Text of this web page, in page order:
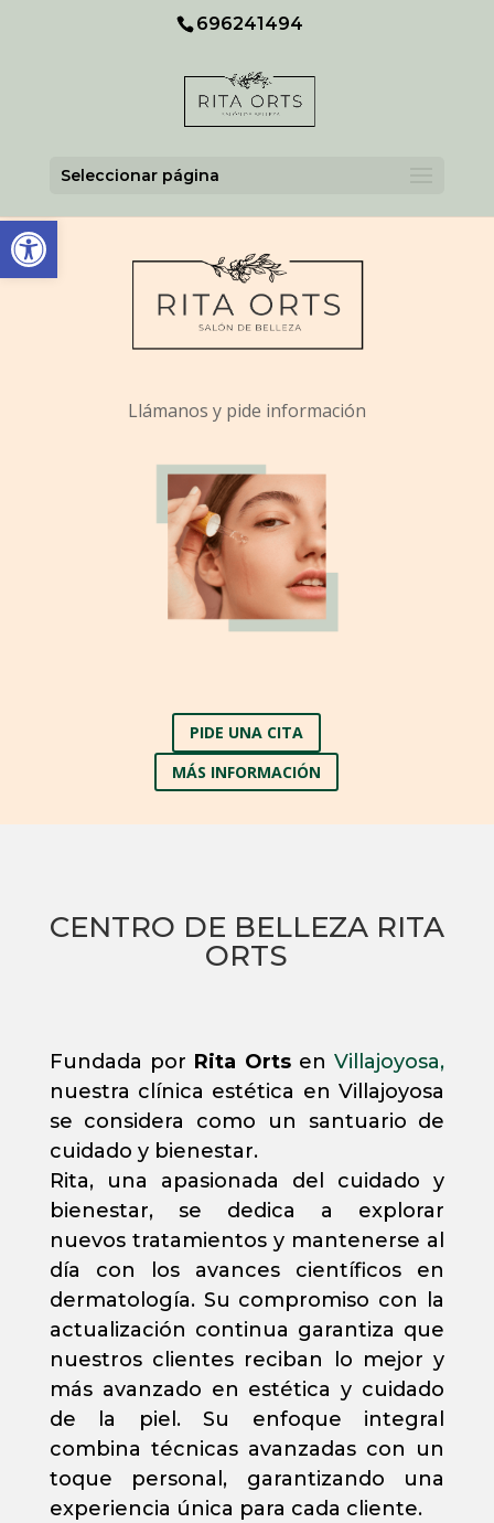
Abrir barra de herramientas
696241494
Seleccionar página
Llámanos y pide información
PIDE UNA CITA
MÁS INFORMACIÓN
CENTRO DE BELLEZA RITA
ORTS
Fundada por Rita Orts enVillajoyosa,
nuestra clínica estética en Villajoyosa
se considera como un santuario de
cuidado y bienestar.
Rita, una apasionada del cuidado y
bienestar, se dedica a explorar
nuevos tratamientos y mantenerse al
día con los avances científicos en
dermatología. Su compromiso con la
actualización continua garantiza que
nuestros clientes reciban lo mejor y
más avanzado en estética y cuidado
de la piel. Su enfoque integral
combina técnicas avanzadas con un
toque personal, garantizando una
experiencia única para cada cliente.